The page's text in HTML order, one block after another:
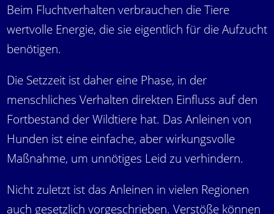
Beim Fluchtverhalten verbrauchen die Tiere
wertvolle Energie, die sie eigentlich für die Aufzucht
benötigen.
Die Setzzeit ist daher eine Phase, in der
menschliches Verhalten direkten Einfluss auf den
Fortbestand der Wildtiere hat. Das Anleinen von
Hunden ist eine einfache, aber wirkungsvolle
Maßnahme, um unnötiges Leid zu verhindern.
Nicht zuletzt ist das Anleinen in vielen Regionen
auch gesetzlich vorgeschrieben. Verstöße können